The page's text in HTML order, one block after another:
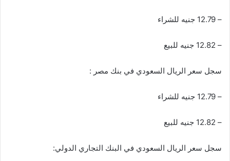
– 12.79 جنيه للشراء
– 12.82 جنيه للبيع
سجل سعر الريال السعودي في بنك مصر :
– 12.79 جنيه للشراء
– 12.82 جنيه للبيع
سجل سعر الريال السعودي في البنك التجاري الدولي: